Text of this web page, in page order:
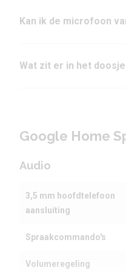
Kan ik de microfoon
Wat zit er in het
Google Home
Audio
3,5 mm hoofdtelefoon
aansluiting
Spraakcommando's
Volumeregeling